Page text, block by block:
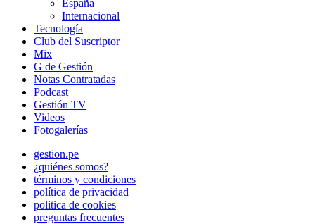
España
Internacional
Tecnología
Club del Suscriptor
Mix
G de Gestión
Notas Contratadas
Podcast
Gestión TV
Videos
Fotogalerías
gestion.pe
¿quiénes somos?
términos y condiciones
política de privacidad
politica de cookies
preguntas frecuentes